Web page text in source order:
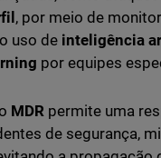
, por meio de
uso de inteligência
por equipes
MDR permite uma
de segurança,